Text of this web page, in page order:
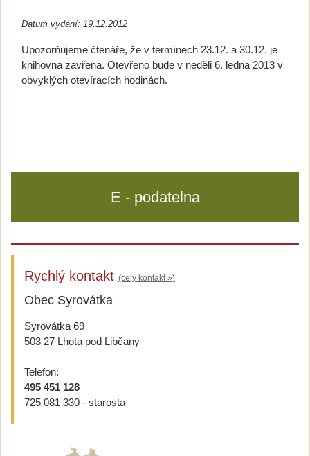
Datum vydání: 19.12.2012
Upozorňujeme čtenáře, že v termínech 23.12. a 30.12. je
knihovna zavřena. Otevřeno bude v neděli 6. ledna 2013 v
obvyklých otevíracích hodinách.
E - podatelna
Rychlý kontakt (celý kontakt »)
Obec Syrovátka
Syrovátka 69
503 27 Lhota pod Libčany
Telefon:
495 451 128
725 081 330 - starosta